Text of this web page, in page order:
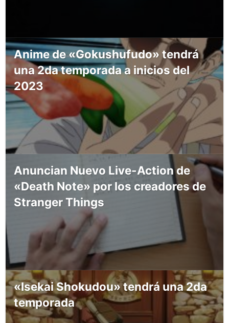
Anime de «Gokushufudo» tendrá
una 2da temporada a inicios del
2023
Anuncian Nuevo Live-Action de
«Death Note» por los creadores de
Stranger Things
«Isekai Shokudou» tendrá una 2da
temporada